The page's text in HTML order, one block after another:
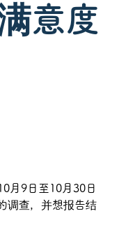
意度
月9日至10月30日
调查，并想报告结